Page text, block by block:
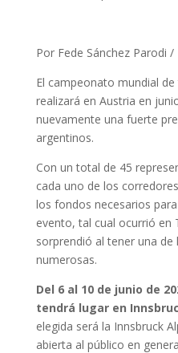
Por Fede Sánchez Parodi
El campeonato mundial
realizará en Austria en
nuevamente una fuerte
argentinos.
Con un total de 45
cada uno de los
los fondos necesarios
evento, tal cual ocurrió en
sorprendió al tener una de
numerosas.
Del 6 al 10 de junio de
tendrá lugar en
elegida será la Innsbruck
abierta al público en